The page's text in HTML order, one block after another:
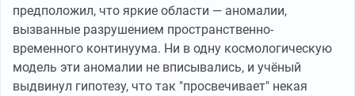
предположил, что яркие области — аномалии,
вызванные разрушением пространственно-
временного континуума. Ни в одну космологическую
модель эти аномалии не вписывались, и учёный
выдвинул гипотезу, что так "просвечивает" некая